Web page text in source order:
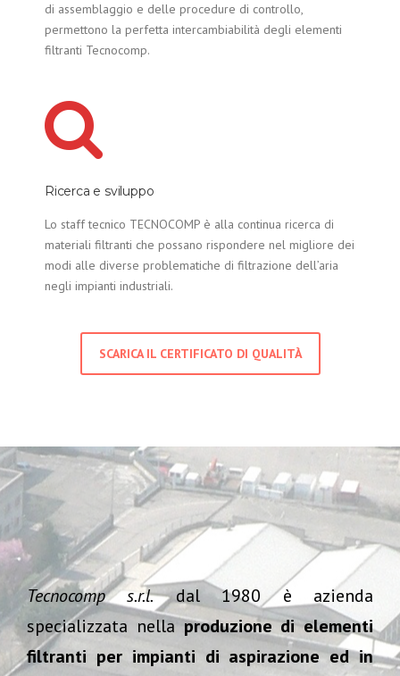
di assemblaggio e delle procedure di controllo,
permettono la perfetta intercambiabilità degli elementi
filtranti Tecnocomp.
Ricerca e sviluppo
Lo staff tecnico TECNOCOMP è alla continua ricerca di
materiali filtranti che possano rispondere nel migliore dei
modi alle diverse problematiche di filtrazione dell’aria
negli impianti industriali.
SCARICA IL CERTIFICATO DI QUALITÀ
Tecnocomp s.r.l.dal 1980 è azienda
specializzata nellaproduzione di elementi
filtranti per impianti di aspirazione ed in